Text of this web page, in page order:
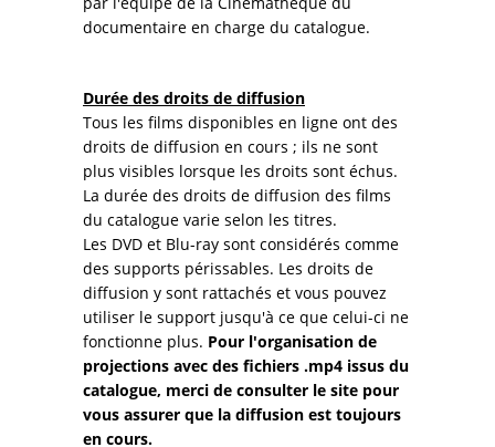
documentaire en charge du catalogue.
Durée des droits de diffusion
Tous les films disponibles en ligne ont des
droits de diffusion en cours ; ils ne sont
plus visibles lorsque les droits sont échus.
La durée des droits de diffusion des films
du catalogue varie selon les titres.
Les DVD et Blu-ray sont considérés comme
des supports périssables. Les droits de
diffusion y sont rattachés et vous pouvez
utiliser le support jusqu'à ce que celui-ci ne
fonctionne plus. Pour l'organisation de
projections avec des fichiers .mp4 issus du
catalogue, merci de consulter le site pour
vous assurer que la diffusion est toujours
en cours.